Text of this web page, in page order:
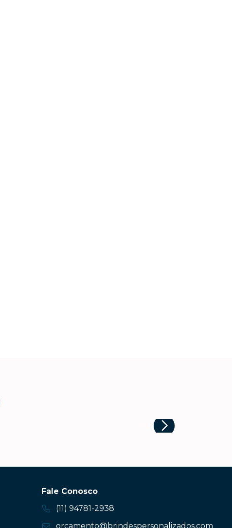
Fale Conosco
(11) 94781-2938
orcamento@brindespersonalizados.com